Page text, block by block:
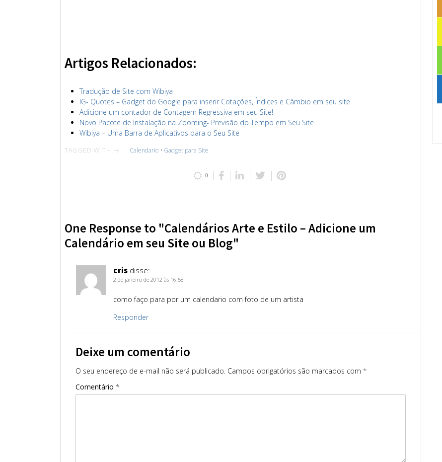
Artigos Relacionados:
Tradução de Site com Wibiya
IG- Quotes – Gadget do Google para inserir Cotações, Índices e Câmbio em seu site
Adicione um contador de Contagem Regressiva em seu Site!
Novo Pacote de Instalação na Zooming- Previsão do Tempo em Seu Site
Wibiya – Uma Barra de Aplicativos para o Seu Site
TAGGED WITH → Calendario • Gadget para Site
0
One Response to "Calendários Arte e Estilo – Adicione um
Calendário em seu Site ou Blog"
cris disse:
2 de janeiro de 2012 às 16:58
como faço para por um calendario com foto de um artista
Responder
Deixe um comentário
O seu endereço de e-mail não será publicado. Campos obrigatórios são marcados com *
Comentário *